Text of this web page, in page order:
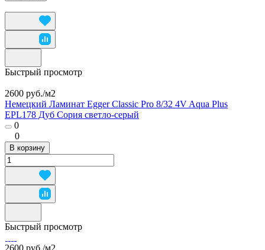
Быстрый просмотр
2600 руб./м2
Немецкий Ламинат Egger Classic Pro 8/32 4V Aqua Plus
EPL178 Дуб Сория светло-серый
0
0
В корзину
Быстрый просмотр
2600 руб./м2